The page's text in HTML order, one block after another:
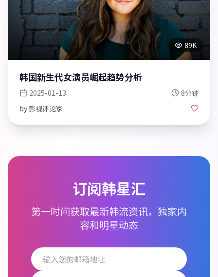
89K
韩国新生代女演员崛起趋势分析
2025-01-13
8分钟
by 影视评论家
订阅韩星汇
第一时间获取最新韩流资讯，独家内
容和明星动态